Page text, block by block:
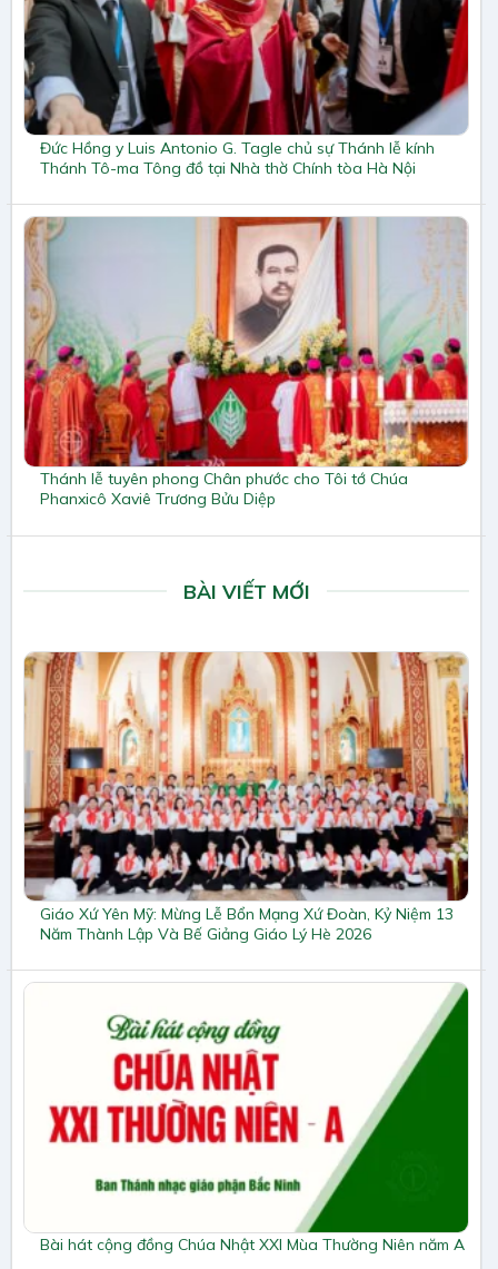
Đức Hồng y Luis Antonio G. Tagle chủ sự Thánh lễ kính
Thánh Tô-ma Tông đồ tại Nhà thờ Chính tòa Hà Nội
Thánh lễ tuyên phong Chân phước cho Tôi tớ Chúa
Phanxicô Xaviê Trương Bửu Diệp
BÀI VIẾT MỚI
Giáo Xứ Yên Mỹ: Mừng Lễ Bổn Mạng Xứ Đoàn, Kỷ Niệm 13
Năm Thành Lập Và Bế Giảng Giáo Lý Hè 2026
Bài hát cộng đồng Chúa Nhật XXI Mùa Thường Niên năm A